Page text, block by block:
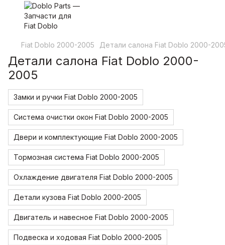
Fiat Doblo 2000-2005 Детали салона Fiat Doblo 2000-
Детали салона Fiat Doblo 2000-
2005
Замки и ручки Fiat Doblo 2000-2005
Система очистки окон Fiat Doblo 2000-2005
Двери и комплектующие Fiat Doblo 2000-2005
Тормозная система Fiat Doblo 2000-2005
Охлаждение двигателя Fiat Doblo 2000-2005
Детали кузова Fiat Doblo 2000-2005
Двигатель и навесное Fiat Doblo 2000-2005
Подвеска и ходовая Fiat Doblo 2000-2005